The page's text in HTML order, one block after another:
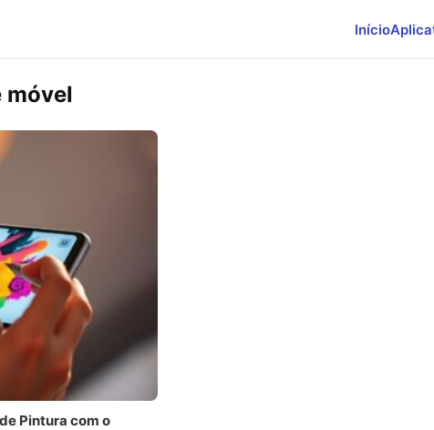
Início
móvel
Pintura com o